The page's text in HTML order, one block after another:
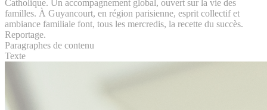
Catholique. Un accompagnement global, ouvert sur la vie des
familles. À Guyancourt, en région parisienne, esprit collectif et
ambiance familiale font, tous les mercredis, la recette du succès.
Reportage.
Paragraphes de contenu
Texte